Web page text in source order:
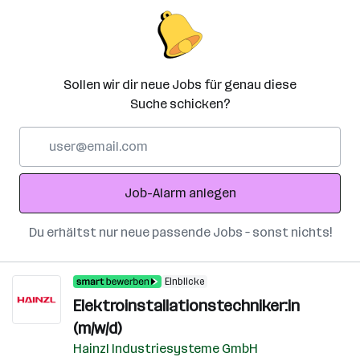
Sollen wir dir neue Jobs für genau diese
Suche schicken?
Adresse
Job-Alarm anlegen
Du erhältst nur neue passende Jobs – sonst nichts!
Einblicke
Elektroinstallationstechniker:in
(m/w/d)
Hainzl Industriesysteme GmbH